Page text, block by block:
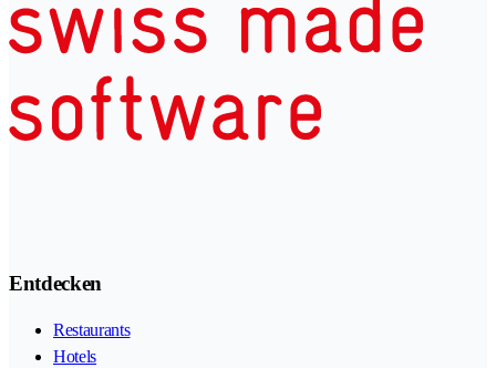
Entdecken
Restaurants
Hotels